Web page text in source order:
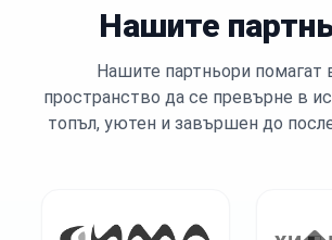
Нашите
Нашите партньори помагат
пространство да се превърне в
топъл, уютен и завършен до